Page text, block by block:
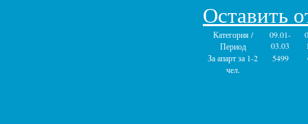
Оставить
Категория /
Период
09.01-
03.03
За апарт за 1-2
чел.
5499